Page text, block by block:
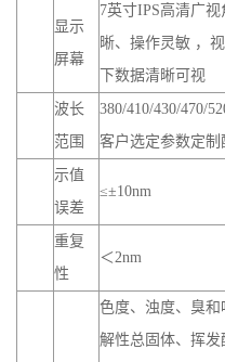
显示
屏幕
7英寸IPS高清广
晰、操作灵敏 ，
下数据清晰可视
波长
范围
380/410/430/470/
客户选定参数定制
示值
误差
≤±10nm
重复
性
＜2nm
色度、浊度、臭
解性总固体、挥